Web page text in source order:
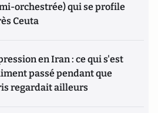
orchestrée) qui se profile
Ceuta
en Iran : ce qui s'est
passé pendant que
regardait ailleurs